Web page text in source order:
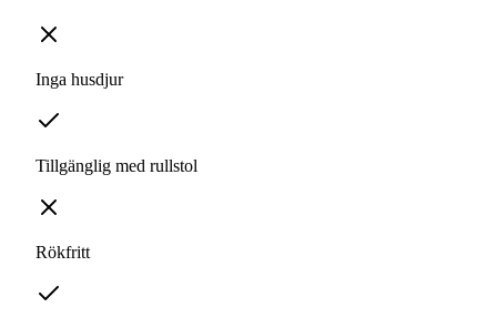
Inga husdjur
Tillgänglig med rullstol
Rökfritt